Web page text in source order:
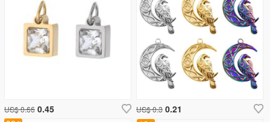
US$ 0.3 0.21
US$ 0.66 0.45